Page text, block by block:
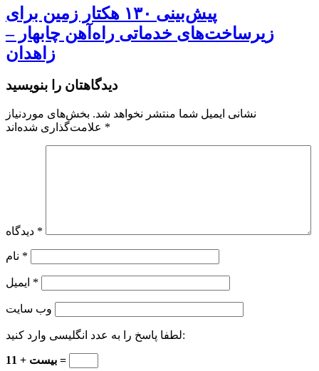
پیش‌بینی ۱۳۰ هکتار زمین برای
زیرساخت‌های خدماتی راه‌آهن چابهار –
زاهدان
دیدگاهتان را بنویسید
نشانی ایمیل شما منتشر نخواهد شد. بخش‌های موردنیاز
*
*
*
*
وب‌ سایت
لطفا پاسخ را به عدد انگلیسی وارد کنید:
بیست + 11 =